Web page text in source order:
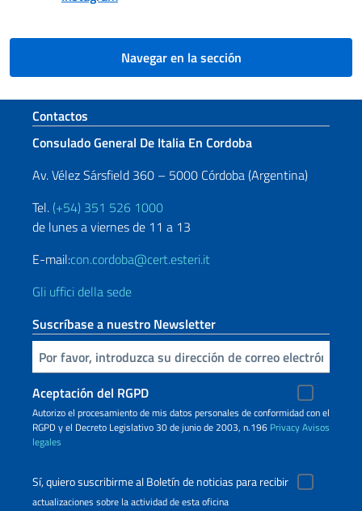
Navegar en la sección
Sezione footer
Contactos
Consulado General De Italia En Cordoba
Av. Vélez Sársfield 360 – 5000 Córdoba (Argentina)
Tel. (+54) 351 526 1000
de lunes a viernes de 11 a 13
E-mail:con.cordoba@cert.esteri.it
Gli uffici della sede
Suscríbase a nuestro Newsletter
Inserta tu correo electronico
Aceptación del RGPD
Autorizo ​​el procesamiento de mis datos personales de conformidad con el
RGPD y el Decreto Legislativo 30 de junio de 2003, n.196 PrivacyAvisos
legales
Sí, quiero suscribirme al Boletín de noticias para recibir
actualizaciones sobre la actividad de esta oficina